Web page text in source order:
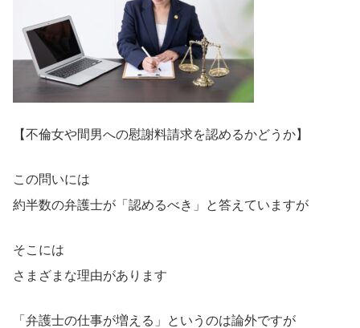
【不倫女や間男への慰謝料請求を認めるかどうか】
この問いには
約半数の弁護士が「認めるべき」と答えていますが
そこには
さまざまな理由があります
「弁護士の仕事が増える」というのは論外ですが